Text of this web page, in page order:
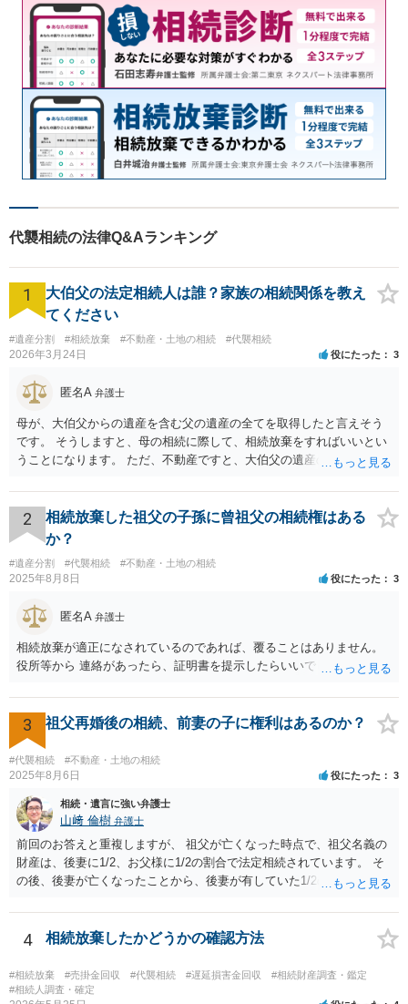
代襲相続の法律Q&Aランキング
1
大伯父の法定相続人は誰？家族の相続関係を教え
てください
#遺産分割 #相続放棄 #不動産・土地の相続 #代襲相続
2026年3月24日 役にたった 3
匿名A 弁護士
母が、大伯父からの遺産を含む父の遺産の全てを取得したと言えそう
です。 そうしますと、母の相続に際して、相続放棄をすればいいとい
うことになります。 ただ、不動産ですと、大伯父の遺産の名義がまだ
2
相続放棄した祖父の子孫に曾祖父の相続権はある
か？
#遺産分割 #代襲相続 #不動産・土地の相続
2025年8月8日 役にたった 3
匿名A 弁護士
相続放棄が適正になされているのであれば、覆ることはありません。
役所等から 連絡があったら、証明書を提示したらいいでしょう。
3 祖父再婚後の相続、前妻の子に権利はあるのか？
#代襲相続 #不動産・土地の相続
2025年8月6日 役にたった 3
相続・遺言に強い弁護士
山﨑 倫樹 弁護士
前回のお答えと重複しますが、 祖父が亡くなった時点で、祖父名義の
財産は、後妻に1/2、お父様に1/2の割合で法定相続されています。 そ
の後、後妻が亡くなったことから、後妻が有していた1/2の権利は、後
有していた1/2の権利は、その子であるご相談者側に相続されていま
す。 ですので、後妻側の兄弟姉妹（亡くなっている場合はその子）
と、お父様の子であるご相談者とで遺産分割協議をしなければ、 祖父
の財産を名義移転することはできません。 もちろん、祖父の遺言書が
あれば話は別です。 さらに詳しいことは、相続財産に関する資料や戸
4 相続放棄したかどうかの確認方法
#相続放棄 #売掛金回収 #代襲相続 #遅延損害金回収
#相続財産調査・鑑定
#相続人調査・確定